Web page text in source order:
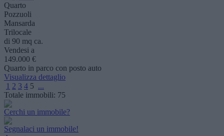
Quarto
Pozzuoli
Mansarda
Trilocale
di 90 mq ca.
Vendesi a
149.000 €
Quarto in parco con posto auto
Visualizza dettaglio
1 2 3 4 5 ...
Totale immobili: 75
Cerchi un immobile?
Segnalaci un immobile!